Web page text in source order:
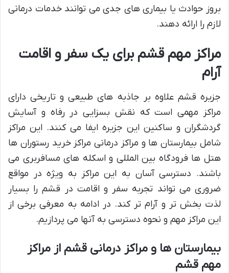
بروز حوادث یا بیماری های جدی می توانند خدمات درمانی
لازم را ارائه دهند.
مراکز مهم قشم برای یک سفر و اقامت
آرام
جزیره قشم علاوه بر جاذبه های طبیعی و تاریخی دارای
مراکز مهمی است که نقش بسزایی در رفاه و آسایش
گردشگران و ساکنین این جزیره ایفا می کنند. این مراکز
شامل بیمارستان ها و مراکز درمانی مراکز خرید رستوران ها
هتل ها فرودگاه بین المللی و اسکله های مسافربری می
باشند. دسترسی آسان به این مراکز به ویژه در مواقع
ضروری می تواند تجربه سفر و اقامت در قشم را بسیار
لذت بخش تر و آرام تر کند. در ادامه به معرفی برخی از
این مراکز مهم و نحوه دسترسی به آنها می پردازیم.
بیمارستان ها و مراکز درمانی قشم از مراکز
مهم قشم